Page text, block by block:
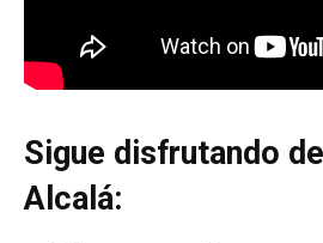
Sigue disfrutando
Alcalá: